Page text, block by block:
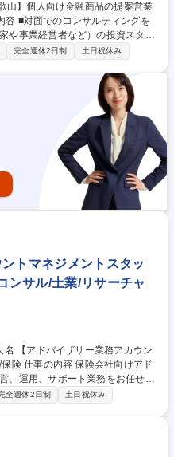
や事業経営者など）の投資スタイ
せた、最適な資産形成・運用のた
ます。近年は事業経営者のお客さ
形成のご提案に留まらず、専門部
産管理など多様なソリューション
品組成や提案ができるため、お客
ことも当社ならではのやりがいを
*
完全週休2日制 土日祝休み
トマネジメントスタッ
ンサル/士業/リサーチャ
けアド
、運用、サポート業務をお任せす
けサービス品質調査の取りまと
め/提案方針の策定/DTTL（Deloitt
全週休2日制 土日祝休み